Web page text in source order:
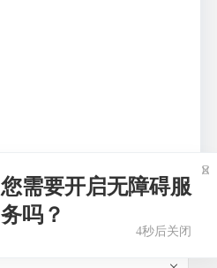
您需要开启无障碍服
务吗？
3秒后关闭
